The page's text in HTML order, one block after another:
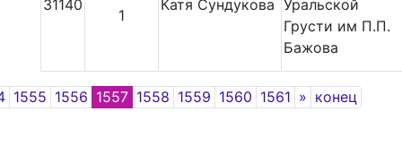
31140
1
Катя Сундукова Уральской
Грусти им П.П.
Бажова
1555 1556 1557 1558 1559 1560 1561 » Next
конец